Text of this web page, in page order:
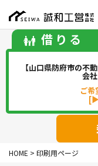
借りる
【山口県防府市の不
会
ご希
[▶
アパート
駐車場
HOME > 印刷用ページ